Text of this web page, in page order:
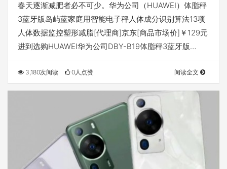
春天逐渐减肥者必不可少。华为公司（HUAWEI）体脂秤
3蓝牙版岛屿蓝家庭用智能电子秤人体成分识别算法13项
人体数据监控塑形减脂[代理商]京东[商品市场价]￥129元
进到选购HUAWEI华为公司DBY-B19体脂秤3蓝牙版…
3,180次阅读 0人点赞 阅读全文